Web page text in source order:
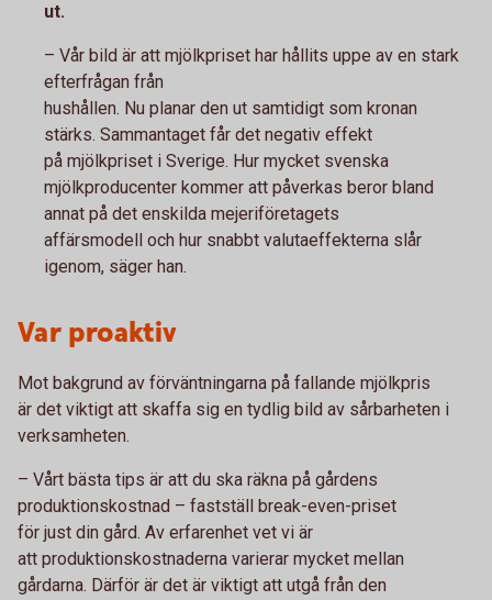
ut.
– Vår bild är att mjölkpriset har hållits uppe av en stark
efterfrågan från
hushållen. Nu planar den ut samtidigt som kronan
stärks. Sammantaget får det negativ effekt
på mjölkpriset i Sverige. Hur mycket svenska
mjölkproducenter kommer att påverkas beror bland
annat på det enskilda mejeriföretagets
affärsmodell och hur snabbt valutaeffekterna slår
igenom, säger han.
Var proaktiv
Mot bakgrund av förväntningarna på fallande mjölkpris
är det viktigt att skaffa sig en tydlig bild av sårbarheten i
verksamheten.
– Vårt bästa tips är att du ska räkna på gårdens
produktionskostnad – fastställ break-even-priset
för just din gård. Av erfarenhet vet vi är
att produktionskostnaderna varierar mycket mellan
gårdarna. Därför är det är viktigt att utgå från den